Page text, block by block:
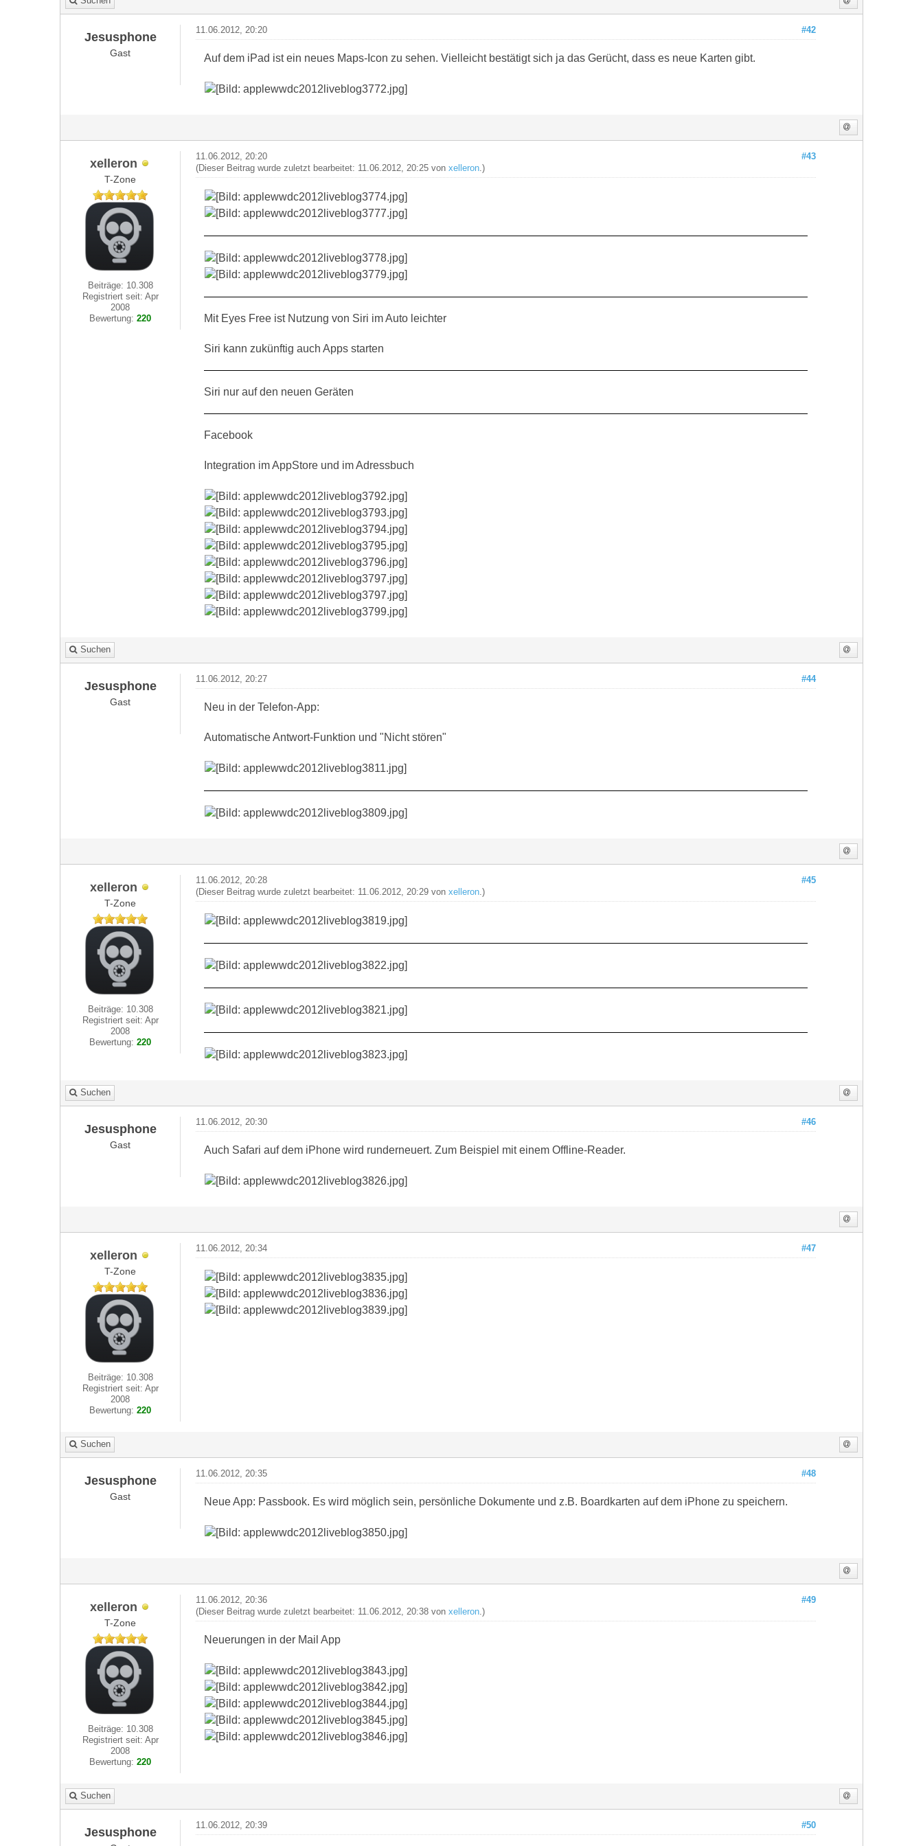
Jesusphone
Gast
#42
11.06.2012, 20:20
Auf dem iPad ist ein neues Maps-Icon zu sehen. Vielleicht bestätigt sich ja das Gerücht, dass es neue Karten gibt.
xelleron
T-Zone
Beiträge: 10.308
Registriert seit: Apr
2008
Bewertung:220
#43
11.06.2012, 20:20
(Dieser Beitrag wurde zuletzt bearbeitet: 11.06.2012, 20:25 von xelleron.)
Mit Eyes Free ist Nutzung von Siri im Auto leichter
Siri kann zukünftig auch Apps starten
Siri nur auf den neuen Geräten
Facebook
Integration im AppStore und im Adressbuch
Suchen
Jesusphone
Gast
#44
11.06.2012, 20:27
Neu in der Telefon-App:
Automatische Antwort-Funktion und "Nicht stören"
xelleron
T-Zone
Beiträge: 10.308
Registriert seit: Apr
2008
Bewertung:220
#45
11.06.2012, 20:28
(Dieser Beitrag wurde zuletzt bearbeitet: 11.06.2012, 20:29 von xelleron.)
Suchen
Jesusphone
Gast
#46
11.06.2012, 20:30
Auch Safari auf dem iPhone wird runderneuert. Zum Beispiel mit einem Offline-Reader.
xelleron
T-Zone
Beiträge: 10.308
Registriert seit: Apr
2008
Bewertung:220
#47
11.06.2012, 20:34
Suchen
Jesusphone
Gast
#48
11.06.2012, 20:35
Neue App: Passbook. Es wird möglich sein, persönliche Dokumente und z.B. Boardkarten auf dem iPhone zu speichern.
xelleron
T-Zone
Beiträge: 10.308
Registriert seit: Apr
2008
Bewertung:220
#49
11.06.2012, 20:36
(Dieser Beitrag wurde zuletzt bearbeitet: 11.06.2012, 20:38 von xelleron.)
Neuerungen in der Mail App
Suchen
Jesusphone #50
11.06.2012, 20:39